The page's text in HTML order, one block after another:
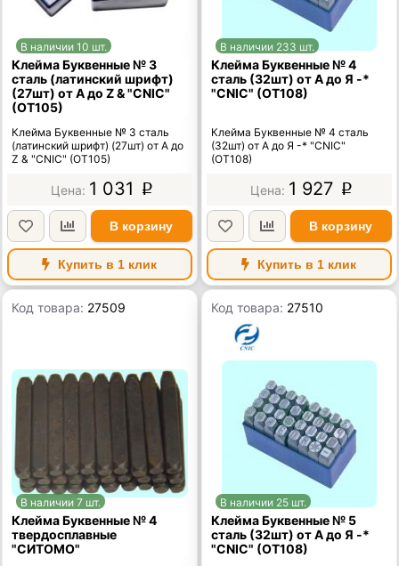
В наличии 10 шт.
Клейма Буквенные № 3
сталь (латинский шрифт)
(27шт) от А до Z & "CNIC"
(OT105)
Клейма Буквенные № 3 сталь
(латинский шрифт) (27шт) от А до
Z & "CNIC" (OT105)
1 031 p
В корзину
Купить в 1 клик
В наличии 233 шт.
Клейма Буквенные № 4
сталь (32шт) от А до Я -*
"CNIC" (OT108)
Клейма Буквенные № 4 сталь
(32шт) от А до Я -* "CNIC"
(OT108)
1 927 p
В корзину
Купить в 1 клик
Код товара: 27509
В наличии 7 шт.
Клейма Буквенные № 4
твердосплавные
"СИТОМО"
Код товара: 27510
В наличии 25 шт.
Клейма Буквенные № 5
сталь (32шт) от А до Я -*
"CNIC" (OT108)